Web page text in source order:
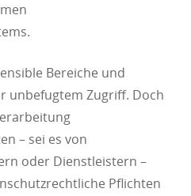
Bereiche und
unbefugtem Zugriff. Doch
– sei es von
oder Dienstleistern –
Pflichten